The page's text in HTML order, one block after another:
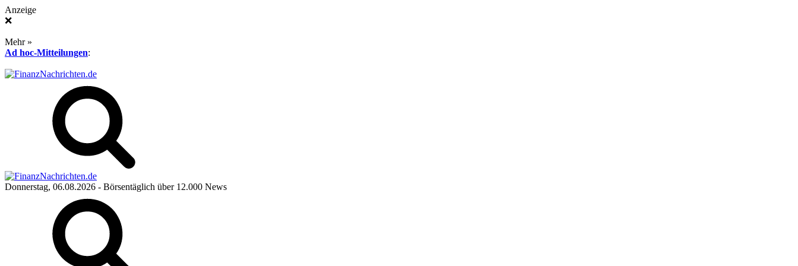
Anzeige
❌
Mehr »
Ad hoc-Mitteilungen:
Donnerstag, 06.08.2026 - Börsentäglich über 12.000 News